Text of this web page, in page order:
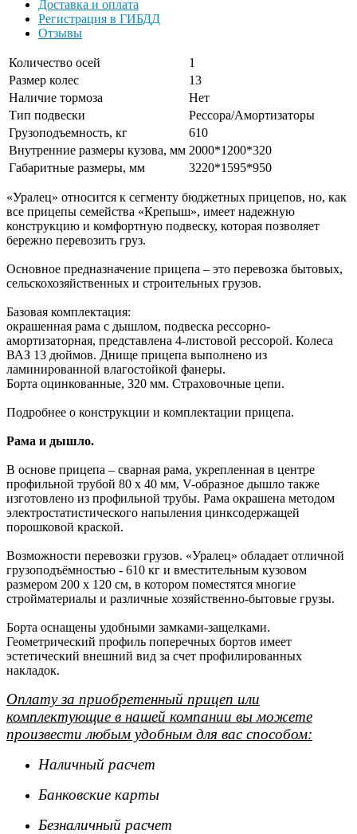
Доставка и оплата
Регистрация в ГИБДД
Отзывы
Количество осей
1
Размер колес
13
Наличие тормоза
Нет
Тип подвески
Рессора/Амортизаторы
Грузоподъемность, кг
610
Внутренние размеры кузова, мм 2000*1200*320
Габаритные размеры, мм
3220*1595*950
«Уралец» относится к сегменту бюджетных прицепов, но, как
все прицепы семейства «Крепыш», имеет надежную
конструкцию и комфортную подвеску, которая позволяет
бережно перевозить груз.
Основное предназначение прицепа – это перевозка бытовых,
сельскохозяйственных и строительных грузов.
Базовая комплектация:
окрашенная рама с дышлом, подвеска рессорно-
амортизаторная, представлена 4-листовой рессорой. Колеса
ВАЗ 13 дюймов. Днище прицепа выполнено из
ламинированной влагостойкой фанеры.
Борта оцинкованные, 320 мм. Страховочные цепи.
Подробнее о конструкции и комплектации прицепа.
Рама и дышло.
В основе прицепа – сварная рама, укрепленная в центре
профильной трубой 80 х 40 мм, V-образное дышло также
изготовлено из профильной трубы. Рама окрашена методом
электростатистического напыления цинксодержащей
порошковой краской.
Возможности перевозки грузов. «Уралец» обладает отличной
грузоподъёмностью - 610 кг и вместительным кузовом
размером 200 х 120 см, в котором поместятся многие
стройматериалы и различные хозяйственно-бытовые грузы.
Борта оснащены удобными замками-защелками.
Геометрический профиль поперечных бортов имеет
эстетический внешний вид за счет профилированных
накладок.
Оплату за приобретенный прицеп или
комплектующие в нашей компании вы можете
произвести любым удобным для вас способом:
Наличный расчет
Банковские карты
Безналичный расчет